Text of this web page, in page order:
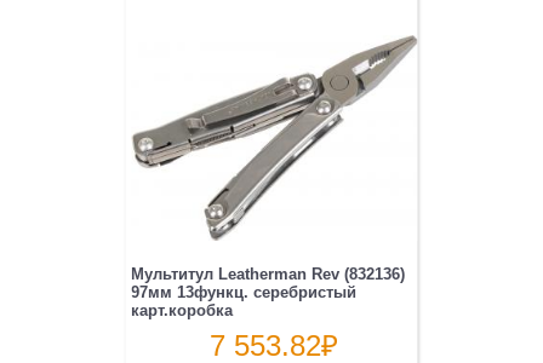
Мультитул Leatherman Rev (832136)
97мм 13функц. серебристый
карт.коробка
7 553.82₽